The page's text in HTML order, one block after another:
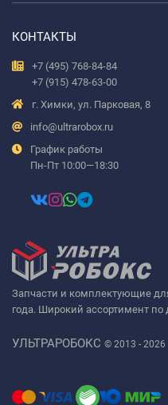
Запчасти и комплектующие
года. Широкий ассортимент
УЛЬТРАРОБОКС © 2013 - 2026
КОНТАКТЫ
+7 (495) 768-84-84
+7 (915) 478-63-00
г. Химки, ул. Парковая, 8
info@ultrarobox.ru
График работы
Пн-Пт 10:00—18:30